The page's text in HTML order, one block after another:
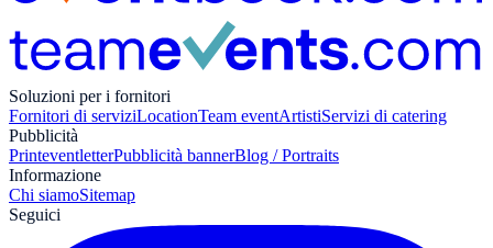
Soluzioni per i fornitori
Fornitori di serviziLocationTeam eventArtistiServizi di catering
Pubblicità
PrinteventletterPubblicità bannerBlog / Portraits
Informazione
Chi siamoSitemap
Seguici